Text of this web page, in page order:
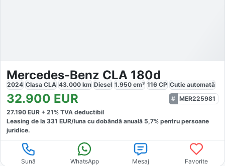
Mercedes-Benz CLA 180d
2024 Clasa CLA 43.000 km Diesel 1.950 cm³ 116 CP Cutie automată
32.900 EUR
MER225981
27.190 EUR + 21% TVA deductibil
Leasing de la 331 EUR/luna cu dobăndă anuală 5,7% pentru persoane
juridice.
Sună WhatsApp Mesaj Favorite